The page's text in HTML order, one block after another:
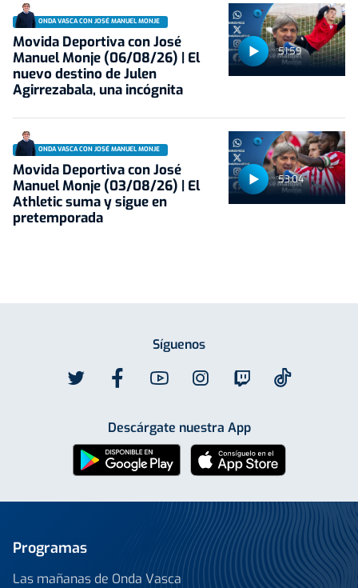
51:59
ONDA VASCA CON JOSÉ MANUEL MONJE
Movida Deportiva con José
Manuel Monje (06/08/26) | El
nuevo destino de Julen
Agirrezabala, una incógnita
53:04
ONDA VASCA CON JOSÉ MANUEL MONJE
Movida Deportiva con José
Manuel Monje (03/08/26) | El
Athletic suma y sigue en
pretemporada
Síguenos
Descárgate nuestra App
Programas
Las mañanas de Onda Vasca